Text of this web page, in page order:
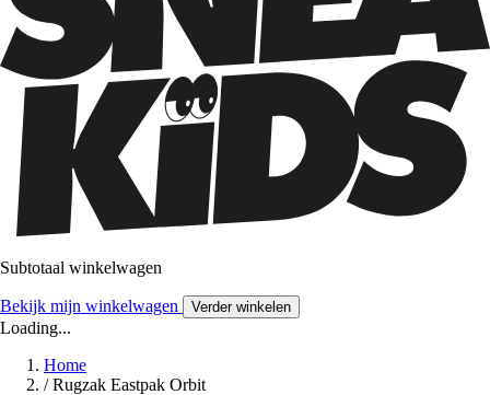
Subtotaal winkelwagen
Bekijk mijn winkelwagen Verder winkelen
Loading...
Home
/ Rugzak Eastpak Orbit